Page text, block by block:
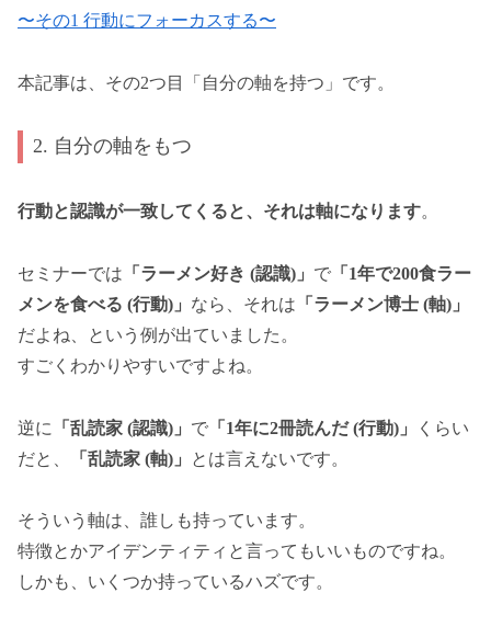
〜その1 行動にフォーカスする〜
本記事は、その2つ目「自分の軸を持つ」です。
2. 自分の軸をもつ
行動と認識が一致してくると、それは軸になります。
セミナーでは 「ラーメン好き (認識)」 で 「1年で200食ラー
メンを食べる (行動)」 なら、それは 「ラーメン博士 (軸)」
だよね、という例が出ていました。
すごくわかりやすいですよね。
逆に 「乱読家 (認識)」 で 「1年に2冊読んだ (行動)」
くらい
だと、
「乱読家 (軸)」 とは言えないです。
そういう軸は、誰しも持っています。
特徴とかアイデンティティと言ってもいいものですね。
しかも、いくつか持っているハズです。